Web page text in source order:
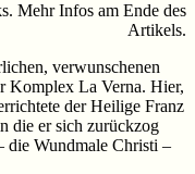
Mehr Infos am Ende des
Artikels.
verwunschenen
Komplex La Verna. Hier,
der Heilige Franz
die er sich zurückzog
die Wundmale Christi –